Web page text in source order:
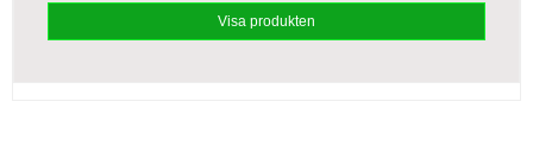
Visa produkten